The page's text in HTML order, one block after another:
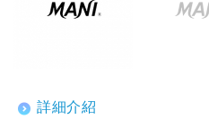
詳細介紹